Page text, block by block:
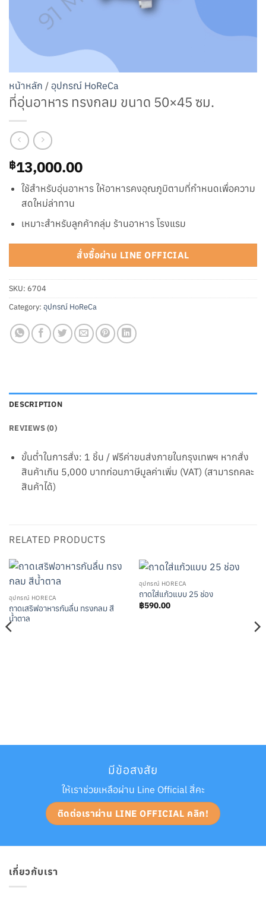
หน้าหลัก / อุปกรณ์ HoReCa
ที่อุ่นอาหาร ทรงกลม ขนาด 50×45 ซม.
฿13,000.00
ใช้สำหรับอุ่นอาหาร ให้อาหารคงอุณภูมิตามที่กำหนดเพื่อความ
สดใหม่ล่าทาน
เหมาะสำหรับลูกค้ากลุ่ม ร้านอาหาร โรงแรม
สั่งซื้อผ่าน LINE OFFICIAL
SKU: 6704
Category: อุปกรณ์ HoReCa
DESCRIPTION
REVIEWS (0)
ขั้นต่ำในการสั่ง: 1 ชิ้น / ฟรีค่าขนส่งภายในกรุงเทพฯ หากสั่ง
สินค้าเกิน 5,000 บาทก่อนภาษีมูลค่าเพิ่ม (VAT) (สามารถคละ
สินค้าได้)
RELATED PRODUCTS
อุปกรณ์ HORECA
ถาดเสริฟอาหารกันลื่น ทรงกลม สี
น้ำตาล
อุปกรณ์ HORECA
ถาดใส่แก้วแบบ 25 ช่อง
฿590.00
มีข้อสงสัย
ให้เราช่วยเหลือผ่าน Line Official สิ่คะ
ติดต่อเราผ่าน LINE OFFICIAL คลิก!
เกี่ยวกับเรา